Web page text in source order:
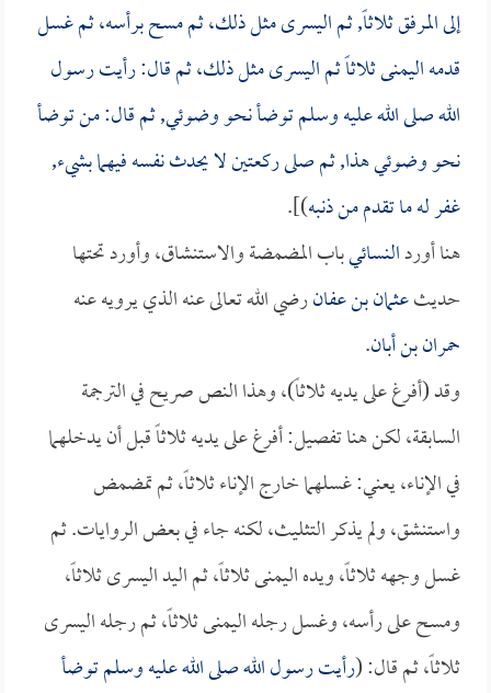
إلى المرفق ثلاثاً, ثم اليسرى مثل ذلك، ثم مسح برأسه، ثم غسل
قدمه اليمنى ثلاثاً ثم اليسرى مثل ذلك، ثم قال: رأيت رسول
الله صلى الله عليه وسلم توضأ نحو وضوئي, ثم قال: من توضأ
نحو وضوئي هذا, ثم صلى ركعتين لا يحدث نفسه فيهما بشيء,
غفر له ما تقدم من ذنبه)].
هنا أوردالنسائيباب المضمضة والاستنشاق، وأورد تحتها
حديثعثمان بن عفانرضي الله تعالى عنه الذي يرويه عنه
حمران بن أبان.
وقد (أفرغ على يديه ثلاثاً)، وهذا النص صريح في الترجمة
السابقة، لكن هنا تفصيل: أفرغ على يديه ثلاثاً قبل أن يدخلهما
في الإناء، يعني: غسلهما خارج الإناء ثلاثاً، ثم تمضمض
واستنشق، ولم يذكر التثليث، لكنه جاء في بعض الروايات. ثم
غسل وجهه ثلاثاً، ويده اليمنى ثلاثاً، ثم اليد اليسرى ثلاثاً،
ومسح على رأسه، وغسل رجله اليمنى ثلاثاً، ثم رجله اليسرى
ثلاثاً، ثم قال: (رأيت رسول الله صلى الله عليه وسلم توضأ